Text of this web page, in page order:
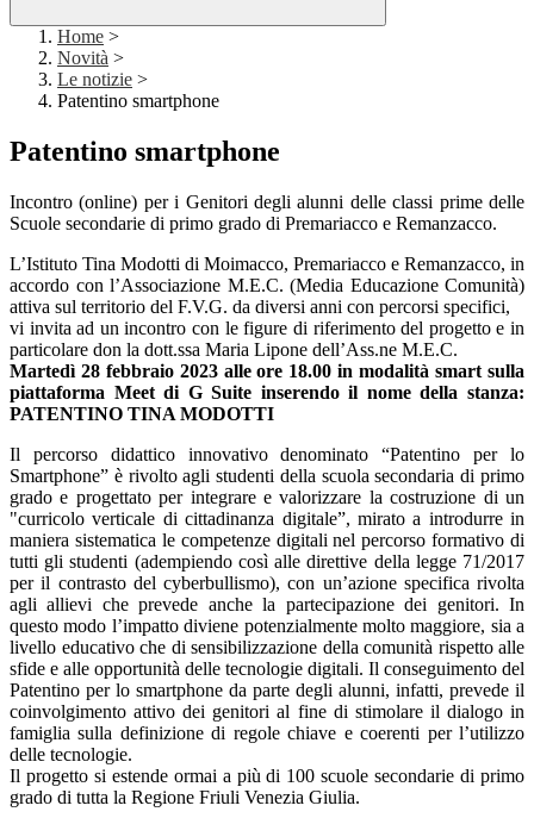
Home >
Novità >
Le notizie >
Patentino smartphone
Patentino smartphone
Incontro (online) per i Genitori degli alunni delle classi prime delle
Scuole secondarie di primo grado di Premariacco e Remanzacco.
L’Istituto Tina Modotti di Moimacco, Premariacco e Remanzacco, in
accordo con l’Associazione M.E.C. (Media Educazione Comunità)
attiva sul territorio del F.V.G. da diversi anni con percorsi specifici,
vi invita ad un incontro con le figure di riferimento del progetto e in
particolare don la dott.ssa Maria Lipone dell’Ass.ne M.E.C.
Martedì 28 febbraio 2023 alle ore 18.00 in modalità smart sulla
piattaforma Meet di G Suite inserendo il nome della stanza:
PATENTINO TINA MODOTTI
Il percorso didattico innovativo denominato “Patentino per lo
Smartphone” è rivolto agli studenti della scuola secondaria di primo
grado e progettato per integrare e valorizzare la costruzione di un
"curricolo verticale di cittadinanza digitale”, mirato a introdurre in
maniera sistematica le competenze digitali nel percorso formativo di
tutti gli studenti (adempiendo così alle direttive della legge 71/2017
per il contrasto del cyberbullismo), con un’azione specifica rivolta
agli allievi che prevede anche la partecipazione dei genitori. In
questo modo l’impatto diviene potenzialmente molto maggiore, sia a
livello educativo che di sensibilizzazione della comunità rispetto alle
sfide e alle opportunità delle tecnologie digitali. Il conseguimento del
Patentino per lo smartphone da parte degli alunni, infatti, prevede il
coinvolgimento attivo dei genitori al fine di stimolare il dialogo in
famiglia sulla definizione di regole chiave e coerenti per l’utilizzo
delle tecnologie.
Il progetto si estende ormai a più di 100 scuole secondarie di primo
grado di tutta la Regione Friuli Venezia Giulia.